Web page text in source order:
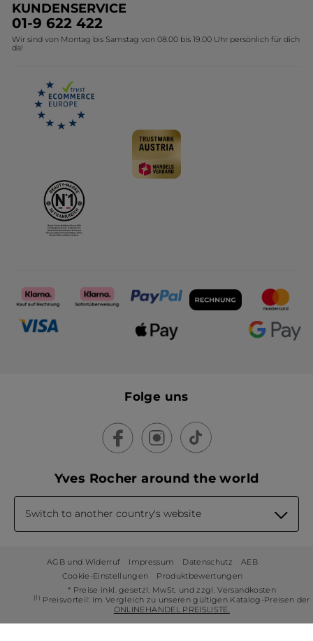
Geschenkideen Yves Rocher
Kollektion Monoi Yves Rocher
Umweltstiftung YR
Affiliate Programm
KUNDENSERVICE
01-9 622 422
Wir sind von Montag bis Samstag von 08.00 bis 19.00 Uhr persönlich für dich
da!
Folge uns
Yves Rocher around the world
Switch to another country's website
AGB und Widerruf Impressum Datenschutz
AEB
Cookie-Einstellungen
Produktbewertungen
* Preise inkl. gesetzl. MwSt. und zzgl. Versandkosten
(1) Preisvorteil: Im Vergleich zu unseren gültigen Katalog-Preisen der
ONLINEHANDEL PREISLISTE.